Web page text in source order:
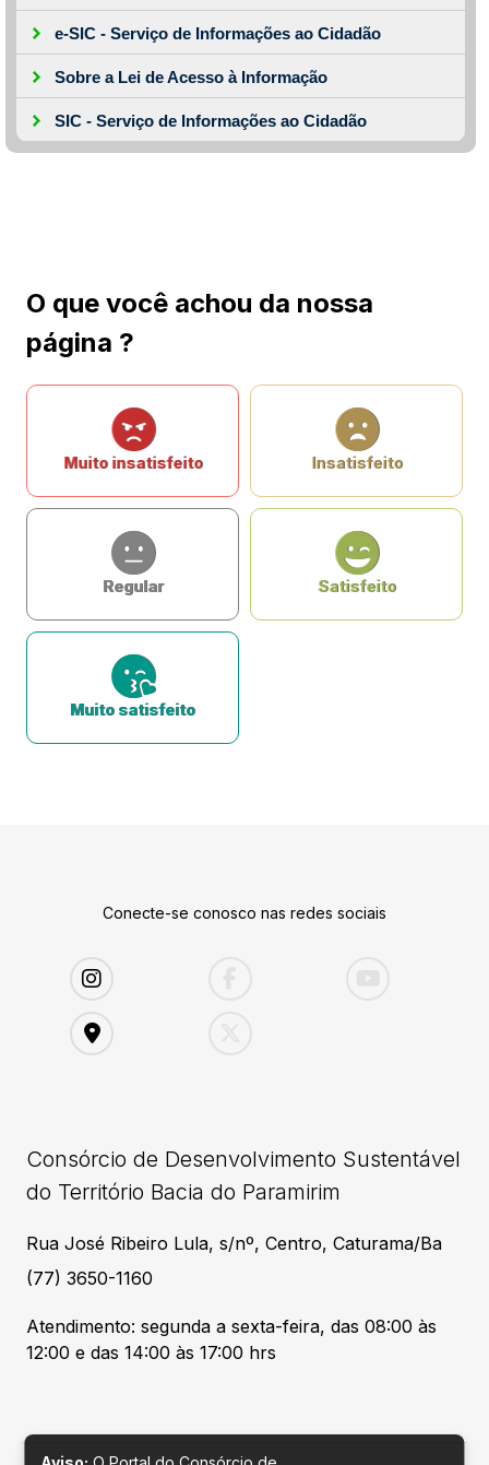
e-SIC - Serviço de Informações ao Cidadão
Sobre a Lei de Acesso à Informação
SIC - Serviço de Informações ao Cidadão
O que você achou da nossa
página ?
Muito insatisfeito Insatisfeito
Regular Satisfeito
Muito satisfeito
Conecte-se conosco nas redes sociais
Consórcio de Desenvolvimento Sustentável
do Território Bacia do Paramirim
Rua José Ribeiro Lula, s/nº, Centro, Caturama/Ba
(77) 3650-1160
Atendimento: segunda a sexta-feira, das 08:00 às
12:00 e das 14:00 às 17:00 hrs